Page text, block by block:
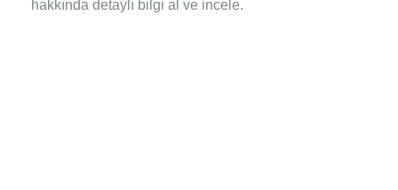
hakkında detaylı bilgi al ve incele.